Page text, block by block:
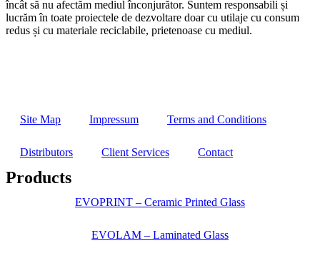
încât să nu afectăm mediul înconjurător. Suntem responsabili și
lucrăm în toate proiectele de dezvoltare doar cu utilaje cu consum
redus și cu materiale reciclabile, prietenoase cu mediul.
Site Map Impressum Terms and Conditions
Distributors Client Services Contact
Products
EVOPRINT – Ceramic Printed Glass
EVOLAM – Laminated Glass